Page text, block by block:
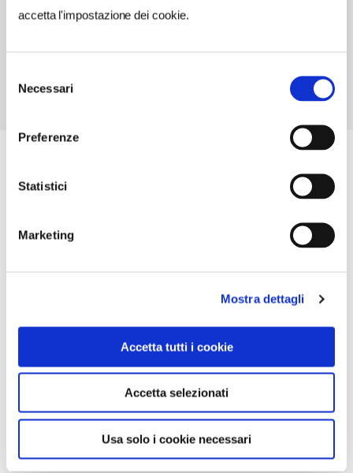
accetta l'impostazione dei cookie.
delNecessari
Preferenze
Statistici
Marketing
Mostra dettagli
Accetta tutti i cookie
Accetta selezionati
Usa solo i cookie necessari
METRO